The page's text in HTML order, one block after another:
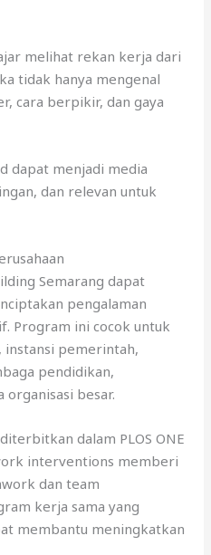
melihat rekan kerja dari
tidak hanya mengenal
cara berpikir, dan gaya
dapat menjadi media
dan relevan untuk
Semarang dapat
pengalaman
Program ini cocok untuk
instansi pemerintah,
pendidikan,
organisasi besar.
dalam PLOS ONE
interventions memberi
dan team
kerja sama yang
membantu meningkatkan